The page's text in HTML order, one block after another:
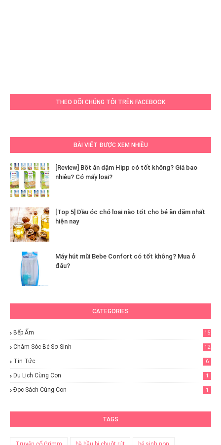
THEO DÕI CHÚNG TÔI TRÊN FACEBOOK
BÀI VIẾT ĐƯỢC XEM NHIỀU
[Review] Bột ăn dặm Hipp có tốt không? Giá bao
nhiêu? Có mấy loại?
[Top 5] Dầu óc chó loại nào tốt cho bé ăn dặm nhất
hiện nay
Máy hút mũi Bebe Confort có tốt không? Mua ở
đâu?
CATEGORIES
Bếp Ấm 15
Chăm Sóc Bé Sơ Sinh 12
Tin Tức 6
Du Lịch Cùng Con 1
Đọc Sách Cùng Con 1
TAGS